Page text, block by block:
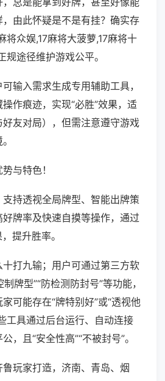
由此怀疑是不是有挂？确实存
将众娱,17麻将大菠萝,17麻将十
途径维护游戏公平。
输入需求生成专用辅助工具，
作痕迹，实现“必胜”效果，适
友对局），但需注意遵守游戏
与特色！
持透视全局牌型、智能出牌策
牌率及快速自摸等操作，通过
提升胜率。
打九输；用户可通过第三方软
牌型”“防检测防封号”等功能，
可能存在“牌特别好”或“透视他
工具通过后台运行、自动连接
，且“安全性高”“不被封号”。
玩家打造，济南、青岛、烟